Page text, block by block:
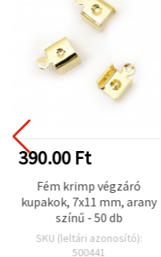
390.00 Ft
Fém krimp végzáró
kupakok, 7x11 mm, arany
színű - 50 db
SKU (leltári azonosító):
500441